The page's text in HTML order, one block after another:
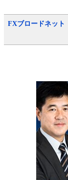
FXブロードネット